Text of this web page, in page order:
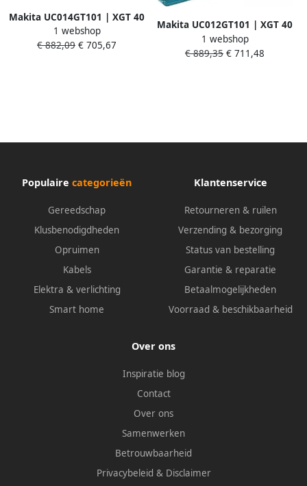
Makita UC014GT101 | XGT 40
V Max kettingzaag 30 cm | 5
0 Ah accu (1 st) | snellader |
1 webshop
€ 882,09 € 705,67
Makita UC012GT101 | XGT 40
V Max kettingzaag 40 cm | 5
0 Ah accu (1 st) | snellader |
1 webshop
€ 889,35 € 711,48
Populaire categorieën
Gereedschap
Klusbenodigdheden
Opruimen
Kabels
Elektra & verlichting
Smart home
Klantenservice
Retourneren & ruilen
Verzending & bezorging
Status van bestelling
Garantie & reparatie
Betaalmogelijkheden
Voorraad & beschikbaarheid
Over ons
Inspiratie blog
Contact
Over ons
Samenwerken
Betrouwbaarheid
Privacybeleid & Disclaimer